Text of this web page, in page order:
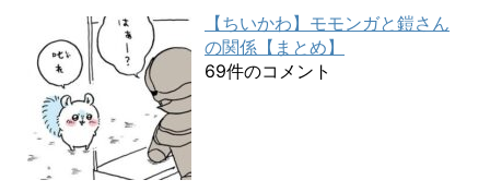
【ちいかわ】モモンガと鎧さん
の関係【まとめ】
69件のコメント